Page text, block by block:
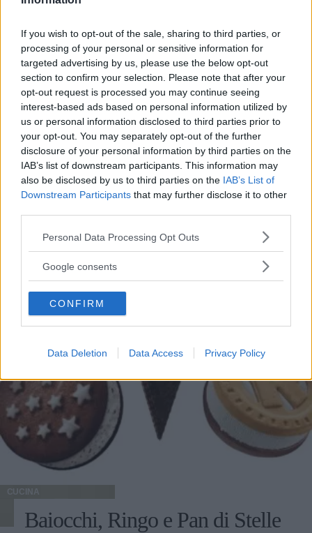
If you wish to opt-out of the sale, sharing to third parties, or
processing of your personal or sensitive information for
targeted advertising by us, please use the below opt-out
section to confirm your selection. Please note that after your
opt-out request is processed you may continue seeing
interest-based ads based on personal information utilized by
us or personal information disclosed to third parties prior to
your opt-out. You may separately opt-out of the further
disclosure of your personal information by third parties on the
IAB’s list of downstream participants. This information may
also be disclosed by us to third parties on the IAB’s List of
Downstream Participants that may further disclose it to other
Please note that this website/app uses one or more Google
not limited to your visit or usage behaviour. You may click to
use your data for below specified purposes in below Google
consent section.
Personal Data Processing Opt Outs
Google consents
CONFIRM
Data Deletion Data Access Privacy Policy
diventata tanto popolare anche
in Italia
Fresco, sfizioso e sano: ecco perché il poke, specialità
culinaria hawaiana, sta spopolando soprattutto tra i giovani
in tutta Italia. A scapito, a volte, anche di una buona pizza.
E voi di quale team siete: poke o pizza?
ELIANA MAGNOLO
CUCINA
Baiocchi, Ringo e Pan di Stelle